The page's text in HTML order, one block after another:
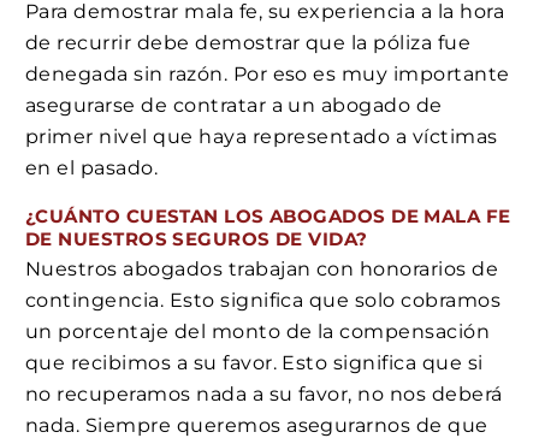
Para demostrar mala fe, su experiencia a la hora
de recurrir debe demostrar que la póliza fue
denegada sin razón. Por eso es muy importante
asegurarse de contratar a un abogado de
primer nivel que haya representado a víctimas
en el pasado.
¿CUÁNTO CUESTAN LOS ABOGADOS DE MALA FE
DE NUESTROS SEGUROS DE VIDA?
Nuestros abogados trabajan con honorarios de
contingencia. Esto significa que solo cobramos
un porcentaje del monto de la compensación
que recibimos a su favor. Esto significa que si
no recuperamos nada a su favor, no nos deberá
nada. Siempre queremos asegurarnos de que